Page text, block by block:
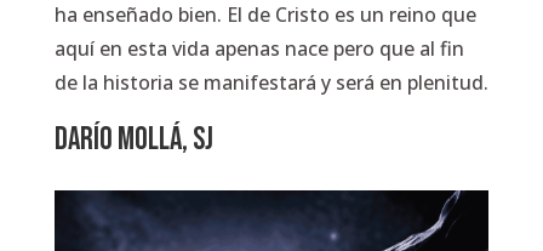
ha enseñado bien. El de Cristo es un reino que
aquí en esta vida apenas nace pero que al fin
de la historia se manifestará y será en plenitud.
Darío Mollá, SJ